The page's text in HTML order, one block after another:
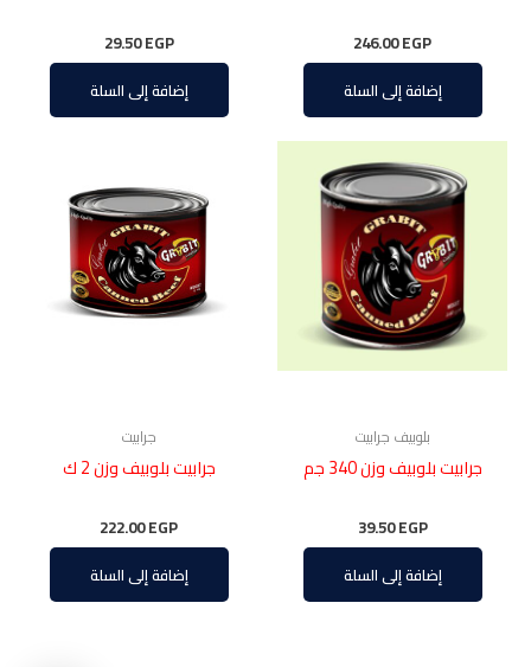
246.00EGP
إضافة إلى السلة
29.50EGP
إضافة إلى السلة
بلوبيف جرابيت
جرابيت بلوبيف وزن 340 جم
39.50EGP
إضافة إلى السلة
جرابيت
جرابيت بلوبيف وزن 2 ك
222.00EGP
إضافة إلى السلة